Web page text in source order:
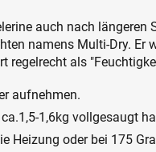
auch nach längeren
namens Multi-Dry. Er
regelrecht als
aufnehmen.
1,6kg vollgesaugt
Heizung oder bei 175